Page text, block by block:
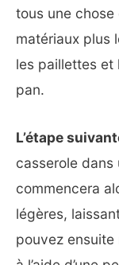
tous une
matériaux plus
les paillettes et
pan.
L’étape
casserole dans
commencera
légères,
pouvez ensuite